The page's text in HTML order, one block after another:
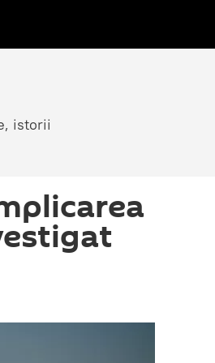
istorii